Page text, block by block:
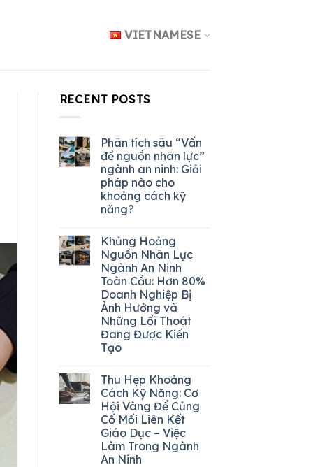
VIETNAMESE
RECENT POSTS
Phân tích sâu “Vấn
đề nguồn nhân lực”
ngành an ninh: Giải
pháp nào cho
khoảng cách kỹ
năng?
Khủng Hoảng
Nguồn Nhân Lực
Ngành An Ninh
Toàn Cầu: Hơn 80%
Doanh Nghiệp Bị
Ảnh Hưởng và
Những Lối Thoát
Đang Được Kiến
Tạo
Thu Hẹp Khoảng
Cách Kỹ Năng: Cơ
Hội Vàng Để Củng
Cố Mối Liên Kết
Giáo Dục – Việc
Làm Trong Ngành
An Ninh